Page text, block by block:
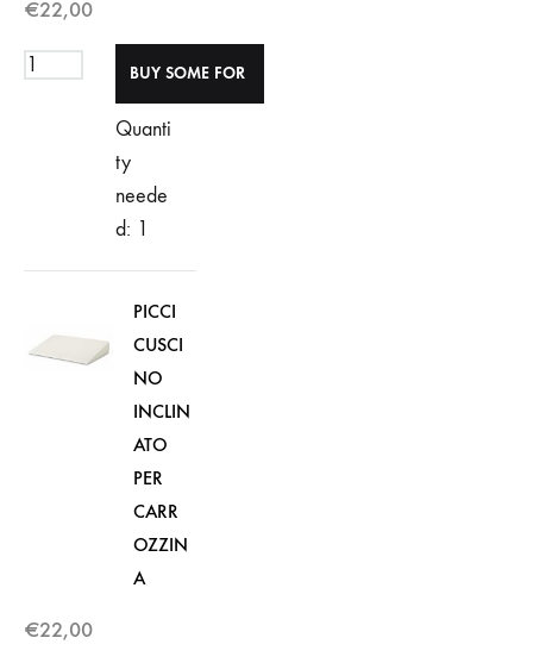
€22,00
Quanti
ty
neede
d: 1
PICCI
CUSCI
NO
INCLIN
ATO
PER
CARR
OZZIN
A
€22,00